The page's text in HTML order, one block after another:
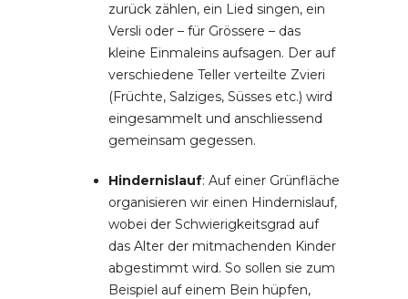
zurück zählen, ein Lied singen, ein
Versli oder – für Grössere – das
kleine Einmaleins aufsagen. Der auf
verschiedene Teller verteilte Zvieri
(Früchte, Salziges, Süsses etc.) wird
eingesammelt und anschliessend
gemeinsam gegessen.
Hindernislauf: Auf einer Grünfläche
organisieren wir einen Hindernislauf,
wobei der Schwierigkeitsgrad auf
das Alter der mitmachenden Kinder
abgestimmt wird. So sollen sie zum
Beispiel auf einem Bein hüpfen,